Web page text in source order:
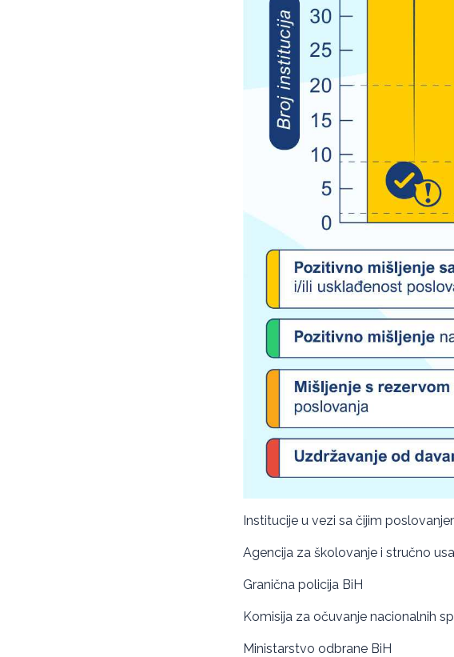
Institucije u vezi sa čijim
Agencija za školovanje i stručno
Granična policija BiH
Komisija za očuvanje nacionalnih
Ministarstvo odbrane BiH